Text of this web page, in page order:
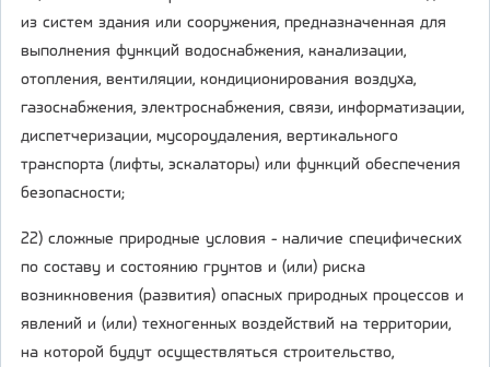
из систем здания или сооружения, предназначенная для
выполнения функций водоснабжения, канализации,
отопления, вентиляции, кондиционирования воздуха,
газоснабжения, электроснабжения, связи, информатизации,
диспетчеризации, мусороудаления, вертикального
транспорта (лифты, эскалаторы) или функций обеспечения
безопасности;
22) сложные природные условия - наличие специфических
по составу и состоянию грунтов и (или) риска
возникновения (развития) опасных природных процессов и
явлений и (или) техногенных воздействий на территории,
на которой будут осуществляться строительство,